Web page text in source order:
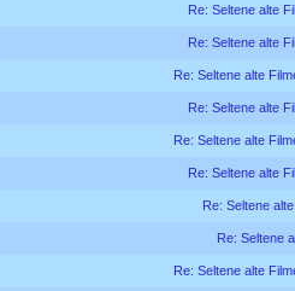
Re: Seltene alte
Re: Seltene alte
Re: Seltene alte
Re: Seltene alte
Re: Seltene alte
Re: Seltene alte
Re: Seltene
Re: Seltene
Re: Seltene alte